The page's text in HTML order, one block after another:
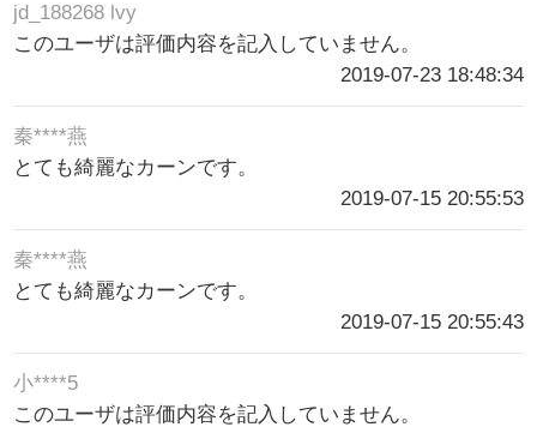
jd_188268 lvy
このユーザは評価内容を記入していません。
2019-07-23 18:48:34
秦****燕
とても綺麗なカーンです。
2019-07-15 20:55:53
秦****燕
とても綺麗なカーンです。
2019-07-15 20:55:43
小****5
このユーザは評価内容を記入していません。